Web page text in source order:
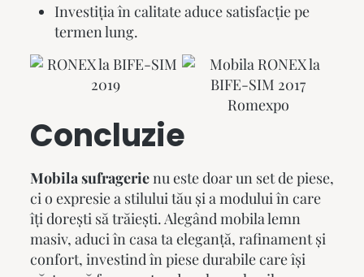
Investiția în calitate aduce satisfacție pe
termen lung.
Concluzie
Mobila sufragerienu este doar un set de piese,
ci o expresie a stilului tău și a modului în care
îți dorești să trăiești. Alegând mobila lemn
masiv, aduci în casa ta eleganță, rafinament și
confort, investind în piese durabile care își